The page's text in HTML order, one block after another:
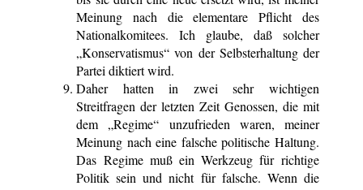
Meinung nach die elementare Pflicht des
Nationalkomitees. Ich glaube, daß solcher
„Konservatismus“ von der Selbsterhaltung der
Partei diktiert wird.
Daher hatten in zwei sehr wichtigen
Streitfragen der letzten Zeit Genossen, die mit
dem „Regime“ unzufrieden waren, meiner
Meinung nach eine falsche politische Haltung.
Das Regime muß ein Werkzeug für richtige
Politik sein und nicht für falsche. Wenn die